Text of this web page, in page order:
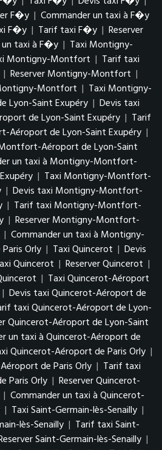
F�y | Commander un taxi à F�y
F�y | Tarif taxi F�y | Reserver
un taxi à F�y | Taxi Montigny-
Montigny-Montfort | Tarif taxi
| Reserver Montigny-Montfort |
Montfort | Taxi Montigny-
Saint Exupéry | Devis taxi
de Lyon-Saint Exupéry | Tarif
de Lyon-Saint Exupéry |
Aéroport de Lyon-Saint
un taxi à Montigny-Montfort-
| Taxi Montigny-Montfort-
| Devis taxi Montigny-Montfort-
| Tarif taxi Montigny-Montfort-
| Reserver Montigny-Montfort-
| Commander un taxi à Montigny-
Orly | Taxi Quincerot | Devis
Quincerot | Reserver Quincerot |
| Taxi Quincerot-Aéroport
| Devis taxi Quincerot-Aéroport de
taxi Quincerot-Aéroport de Lyon-
Quincerot-Aéroport de Lyon-Saint
un taxi à Quincerot-Aéroport de
Quincerot-Aéroport de Paris Orly |
de Paris Orly | Tarif taxi
Paris Orly | Reserver Quincerot-
| Commander un taxi à Quincerot-
| Taxi Saint-Germain-lès-Senailly |
lès-Senailly | Tarif taxi Saint-
Saint-Germain-lès-Senailly |